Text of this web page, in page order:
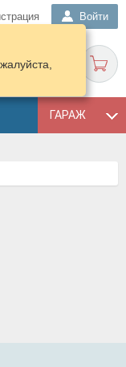
Войти
ГАРАЖ